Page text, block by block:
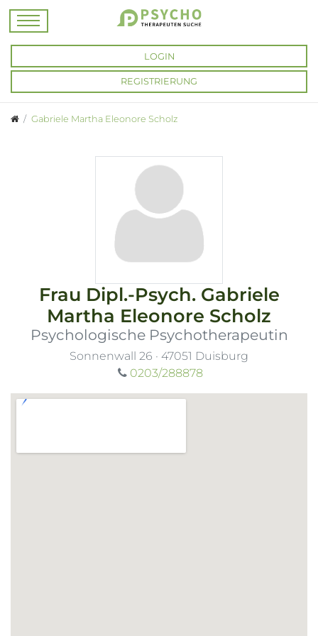
LOGIN
REGISTRIERUNG
Gabriele Martha Eleonore Scholz
Frau Dipl.-Psych. Gabriele
Martha Eleonore Scholz
Psychologische Psychotherapeutin
Sonnenwall 26 · 47051 Duisburg
0203/288878